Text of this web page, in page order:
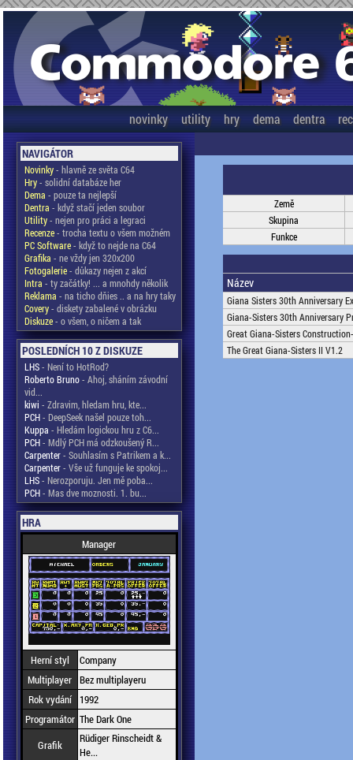
novinky utility hry dema dentra
NAVIGÁTOR
Novinky- hlavně ze světa C64
Hry- solidní databáze her
Dema - pouze ta nejlepší
Dentra - když stačí jeden soubor
Utility- nejen pro práci a legraci
Recenze- trocha textu o všem možném
PC Software- když to nejde na C64
Grafika - ne vždy jen 320x200
Fotogalerie- důkazy nejen z akcí
Intra - ty začátky! ... a mnohdy několik
Reklama - na ticho dňies .. a na hry taky
Covery- diskety zabalené v obrázku
Diskuze- o všem, o ničem a tak
POSLEDNÍCH 10 Z DISKUZE
LHS- Není to HotRod?
Roberto Bruno- Ahoj, sháním závodní
vid...
kiwi - Zdravim, hledam hru, kte...
PCH- DeepSeek našel pouze toh...
Kuppa - Hledám logickou hru z C6...
PCH- Mdlý PCH má odzkoušený R...
Carpenter- Souhlasím s Patrikem a k...
Carpenter- Vše už funguje ke spokoj...
LHS- Nerozporuju. Jen mě poba...
PCH- Mas dve moznosti. 1. bu...
HRA
Manager
Herní styl
Company
Multiplayer Bez multiplayeru
Rok vydání
1992
Programátor The Dark One
Grafik
Rüdiger Rinscheidt &
He...
Země
Skupina
Funkce
Název
Giana Sisters 30th Anniversary
Giana-Sisters 30th Anniversary
Great Giana-Sisters
The Great Giana-Sisters II V1.2